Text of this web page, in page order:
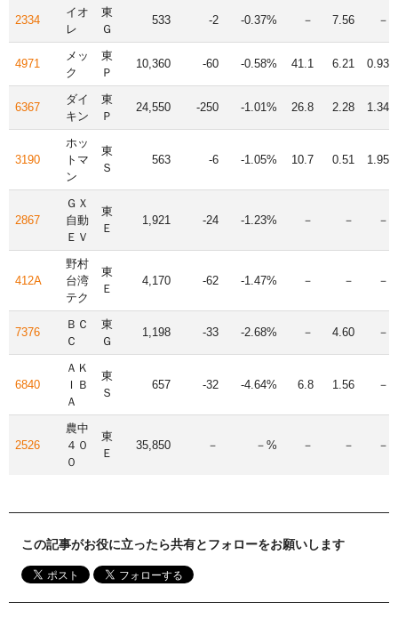
2334
イオ
レ
東
Ｇ
533 -2 -0.37% － 7.56 －
4971
メッ
ク
東
Ｐ
10,360 -60 -0.58% 41.1 6.21 0.93
6367
ダイ
キン
東
Ｐ
24,550 -250 -1.01% 26.8 2.28 1.34
3190
ホッ
トマ
ン
東
Ｓ
563 -6 -1.05% 10.7 0.51 1.95
2867
ＧＸ
自動
ＥＶ
東
Ｅ
1,921 -24 -1.23% － － －
412A
野村
台湾
テク
東
Ｅ
4,170 -62 -1.47% － － －
7376
ＢＣ
Ｃ
東
Ｇ
1,198 -33 -2.68% － 4.60 －
6840
ＡＫ
ＩＢ
Ａ
東
Ｓ
657 -32 -4.64% 6.8 1.56 －
2526
農中
４０
０
東
Ｅ
35,850 － －% － － －
この記事がお役に立ったら共有とフォローをお願いします